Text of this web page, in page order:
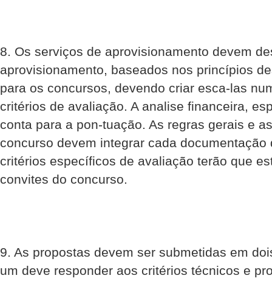
8. Os serviços de aprovisionamento devem
aprovisionamento, baseados nos princípios
para os concursos, devendo criar esca-las
critérios de avaliação. A analise financeira,
conta para a pon-tuação. As regras gerais e
concurso devem integrar cada documentação
critérios específicos de avaliação terão que
convites do concurso.
9. As propostas devem ser submetidas em
um deve responder aos critérios técnicos e